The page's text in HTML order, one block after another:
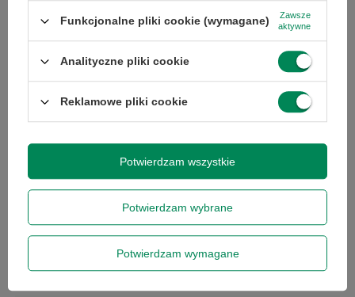
Przekątna
6.1
Rodzaj
wyświetlacza
Super Retina XDR
Ekran dotykowy tak
Rozdzielczość
2556 x 1179
Rozdzielczość
48
Funkcjonalne pliki cookie (wymagane)
Zawsze
aktywne
Analityczne pliki cookie
Reklamowe pliki cookie
Potwierdzam wybrane
Potwierdzam wymagane
Potwierdzam wszystkie